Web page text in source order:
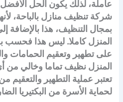
عاملة، لذلك يكون الحل
شركة تنظيف منازل بالباحة،
بمجال التنظيف، هذا بالإضافة
المنزل كاملا. ليس هذا فحسب
على تطهير وتعقيم الحمامات
المنزل نظيف تماما وخالي من
تعتبر عملية التطهير والتعقيم
لحماية الأسرة من البكتيريا